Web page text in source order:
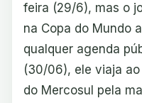
feira (29/6), mas o
na Copa do Mundo
qualquer agenda
(30/06), ele viaja
do Mercosul pela